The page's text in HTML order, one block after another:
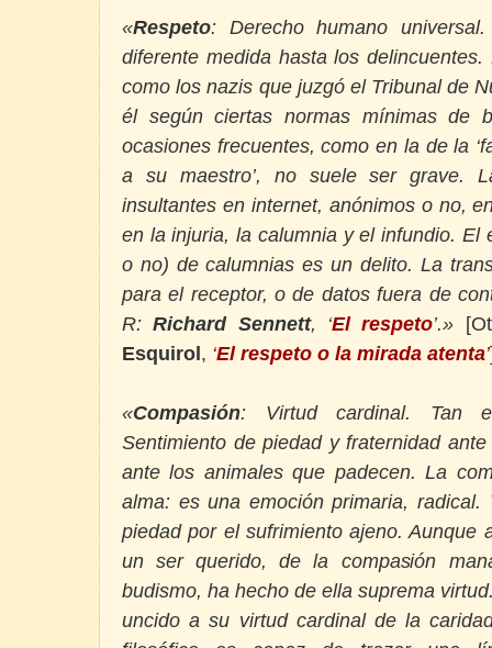
«Respeto: Derecho humano
diferente medida hasta los
como los nazis que juzgó el Tribunal de
él según ciertas normas mínimas de
ocasiones frecuentes, como en la de la
a su maestro’, no suele ser grave.
insultantes en internet, anónimos o no,
en la injuria, la calumnia y el infundio. El
o no) de calumnias es un delito. La
para el receptor, o de datos fuera de
R: Richard Sennett, ‘El respeto’.»
Esquirol, ‘El respeto o la mirada atenta’
«Compasión: Virtud cardinal. Tan
Sentimiento de piedad y fraternidad
ante los animales que padecen. La
alma: es una emoción primaria,
piedad por el sufrimiento ajeno. Aunque
un ser querido, de la compasión
budismo, ha hecho de ella suprema
uncido a su virtud cardinal de la